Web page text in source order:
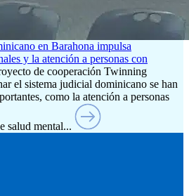
en Barahona impulsa
y la atención a personas con
de cooperación Twinning
el sistema judicial dominicano se han
como la atención a personas
salud mental...